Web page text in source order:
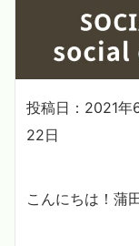
投稿日：2021年
22日
こんにちは！蒲